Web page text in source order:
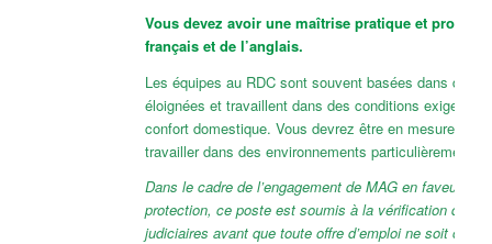
Vous devez avoir une maîtrise pratique et
français et de l’anglais.
Les équipes au RDC sont souvent basées dans des
éloignées et travaillent dans des conditions
confort domestique. Vous devrez être en mesure de
travailler dans des environnements particulièrement
Dans le cadre de l’engagement de MAG en faveur de
protection, ce poste est soumis à la vérification des
judiciaires avant que toute offre d’emploi ne soit